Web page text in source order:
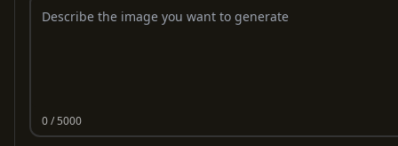
0/ 5000